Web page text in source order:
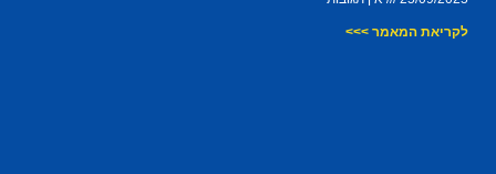
לקריאת המאמר >>>